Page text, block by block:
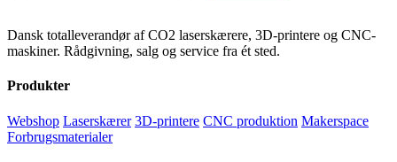
Dansk totalleverandør af CO2 laserskærere, 3D-printere og CNC-
maskiner. Rådgivning, salg og service fra ét sted.
Produkter
Webshop Laserskærer 3D-printere CNC produktion Makerspace
Forbrugsmaterialer